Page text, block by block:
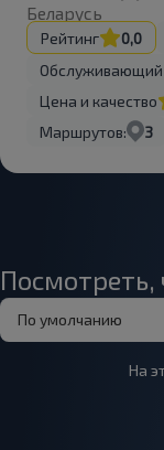
Беларусь
Рейтинг 0,0
Обслуживающий
Цена и качество
Маршрутов:
3
По умолчанию
На